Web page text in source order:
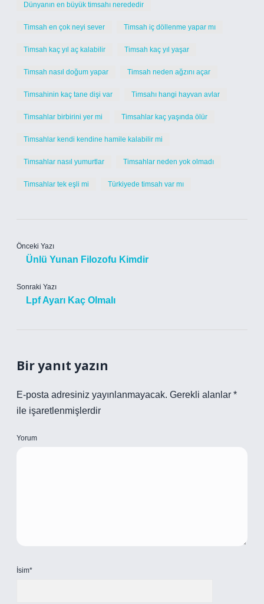
Dünyanın en büyük timsahı nerededir
Timsah en çok neyi sever Timsah iç döllenme yapar mı
Timsah kaç yıl aç kalabilir Timsah kaç yıl yaşar
Timsah nasıl doğum yapar Timsah neden ağzını açar
Timsahinin kaç tane dişi var Timsahı hangi hayvan avlar
Timsahlar birbirini yer mi Timsahlar kaç yaşında ölür
Timsahlar kendi kendine hamile kalabilir mi
Timsahlar nasıl yumurtlar Timsahlar neden yok olmadı
Timsahlar tek eşli mi Türkiyede timsah var mı
Önceki Yazı
Ünlü Yunan Filozofu Kimdir
Sonraki Yazı
Lpf Ayarı Kaç Olmalı
Bir yanıt yazın
E-posta adresiniz yayınlanmayacak. Gerekli alanlar *
ile işaretlenmişlerdir
Yorum
İsim*